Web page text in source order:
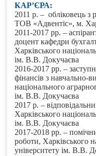
КАР’ЄРА:
2011 р. – обліковець з
ТОВ «Адвентіс», м.
2011-2017 рр. –
доцент кафедри
Харківського
ім. В.В. Докучаєва
2016-2017 рр. –
фінансів з навчально-
національного
ім. В.В. Докучаєва
2017 р. –
Харківського
ім. В.В. Докучаєва
2017-2018 рр. –
роботи, Харківського
університету ім. В.В.